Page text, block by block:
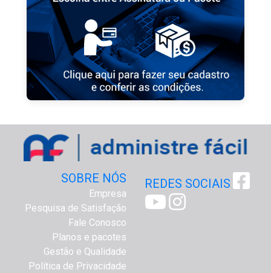
SOBRE NÓS
Empresa
Pesquisa de Satisfação
Fale Conosco
Planos e pacotes
Gestão e Qualidade
Política de Privacidade
REDES SOCIAIS